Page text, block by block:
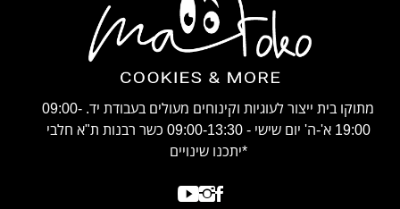
מתוקו בית ייצור לעוגיות וקינוחים מעולים בעבודת יד. 09:00-
19:00 א'-ה' יום שישי - 09:00-13:30 כשר רבנות ת"א חלבי
*יתכנו שינויים